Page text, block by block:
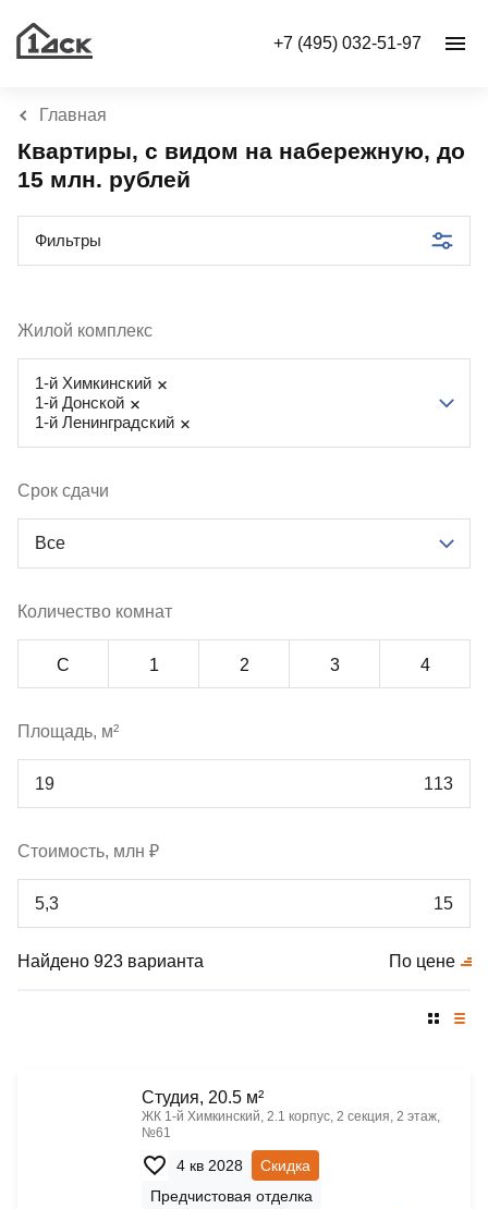
+7 (495) 032-51-97
Главная
Квартиры, с видом на набережную, до
15 млн. рублей
Фильтры
Жилой комплекс
1-й Химкинский
1-й Донской
1-й Ленинградский
Срок сдачи
Все
Количество комнат
С 1 2 3 4
Площадь, м²
Стоимость, млн ₽
Найдено 923 варианта По цене
Cтудия, 20.5 м²
ЖК 1‑й Химкинский, 2.1 корпус, 2 секция, 2 этаж,
№61
4 кв 2028
Скидка
Предчистовая отделка